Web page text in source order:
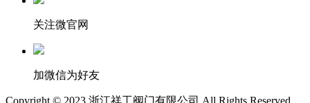
关注微官网
加微信为好友
Copyright © 2023 浙江祥工阀门有限公司 All Rights Reserved.